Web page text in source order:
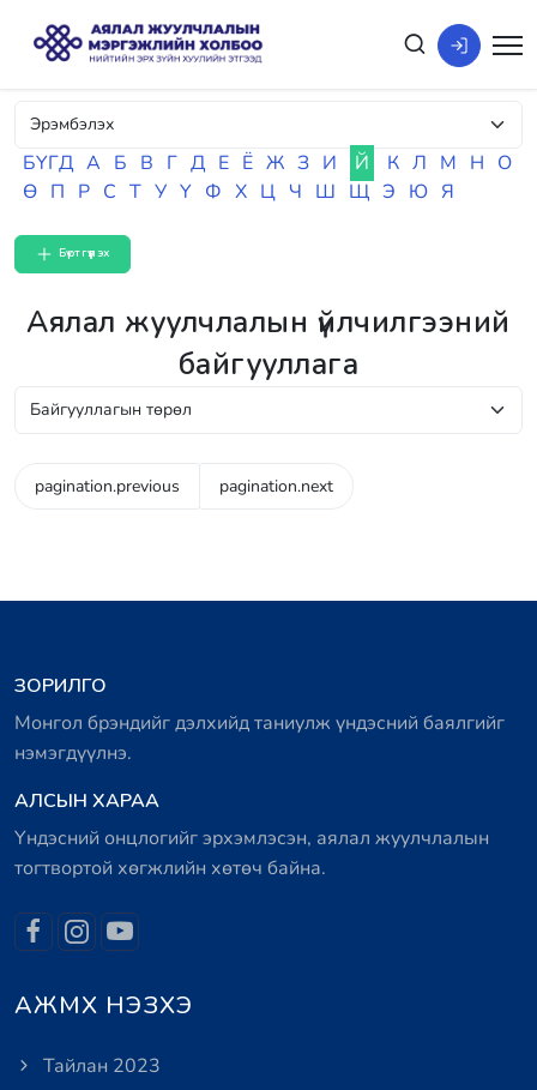
БҮГД А Б В Г Д Е Ё Ж З И Й К Л М Н О
Ө П Р С Т У Ү Ф Х Ц Ч Ш Щ Э Ю Я
Бүртгүүлэх
Аялал жуулчлалын үйлчилгээний
байгууллага
pagination.previous pagination.next
ЗОРИЛГО
Монгол брэндийг дэлхийд таниулж үндэсний баялгийг
нэмэгдүүлнэ.
АЛСЫН ХАРАА
Үндэсний онцлогийг эрхэмлэсэн, аялал жуулчлалын
тогтвортой хөгжлийн хөтөч байна.
АЖМХ НЭЗХЭ
Тайлан 2023